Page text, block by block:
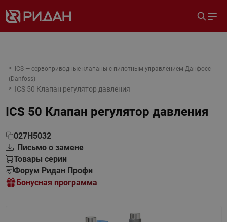
ICS — сервоприводные клапаны с пилотным управлением Данфосс
(Danfoss)
ICS 50 Клапан регулятор давления
ICS 50 Клапан регулятор давления
027H5032
Письмо о замене
Товары серии
Форум Ридан Профи
Бонусная программа